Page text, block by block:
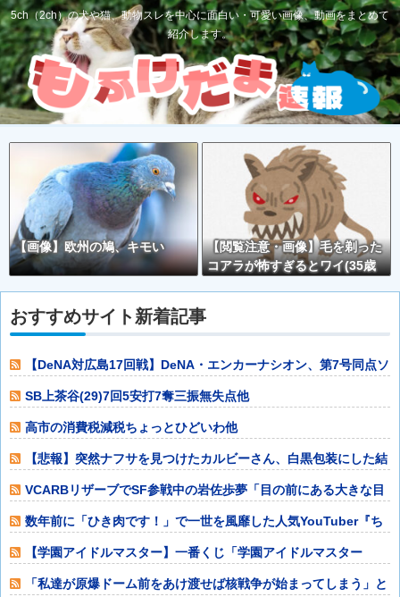
5ch（2ch）の犬や猫、動物スレを中心に面白い・可愛い画像、動画をまとめて
紹介します。
【画像】欧州の鳩、キモい
【閲覧注意・画像】毛を剃った
コアラが怖すぎるとワイ(35歳
おすすめサイト新着記事
【DeNA対広島17回戦】DeNA・エンカーナシオン、第7号同点ソ
ロホー
SB上茶谷(29)7回5安打7奪三振無失点他
高市の消費税減税ちょっとひどいわ他
【悲報】突然ナフサを見つけたカルビーさん、白黒包装にした結
果4週連続売上
VCARBリザーブでSF参戦中の岩佐歩夢「目の前にある大きな目
標はやはり
数年前に「ひき肉です！」で一世を風靡した人気YouTuber『ち
ょんまげ
【学園アイドルマスター】一番くじ「学園アイドルマスター
Part7」12
「私達が原爆ドーム前をあけ渡せば核戦争が始まってしまう」と